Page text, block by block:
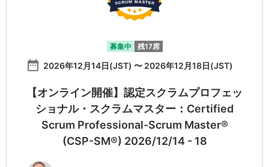
募集中 残17席
date_range 2026年12月14日(JST) 〜 2026年12月18日(JST)
【オンライン開催】認定スクラムプロフェッ
ショナル・スクラムマスター：Certified
Scrum Professional-Scrum Master®
(CSP-SM®) 2026/12/14 - 18